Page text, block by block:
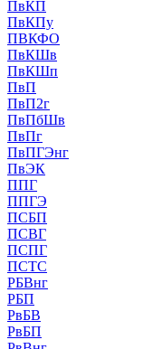
ПвКП
ПвКПу
ПВКФО
ПвКШв
ПвКШп
ПвП
ПвП2г
ПвПбШв
ПвПг
ПвПГЭнг
ПвЭК
ППГ
ППГЭ
ПСБП
ПСВГ
ПСПГ
ПСТС
РБВнг
РБП
РвБВ
РвБП